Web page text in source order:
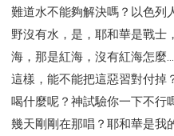
難道水不能夠解決嗎？以色列
野沒有水，是，耶和華是戰士
海，那是紅海，沒有紅海怎麼
這樣，能不能把這惡習對付掉
喝什麼呢？神試驗你一下不行
幾天剛剛在那唱？耶和華是我